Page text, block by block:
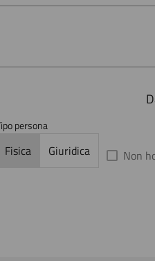
persona
Fisica Giuridica Non